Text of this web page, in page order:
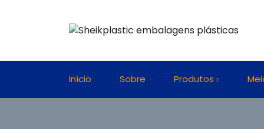
Início Sobre Produtos